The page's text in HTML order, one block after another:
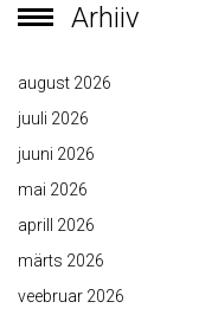
Arhiiv
august 2026
juuli 2026
juuni 2026
mai 2026
aprill 2026
märts 2026
veebruar 2026